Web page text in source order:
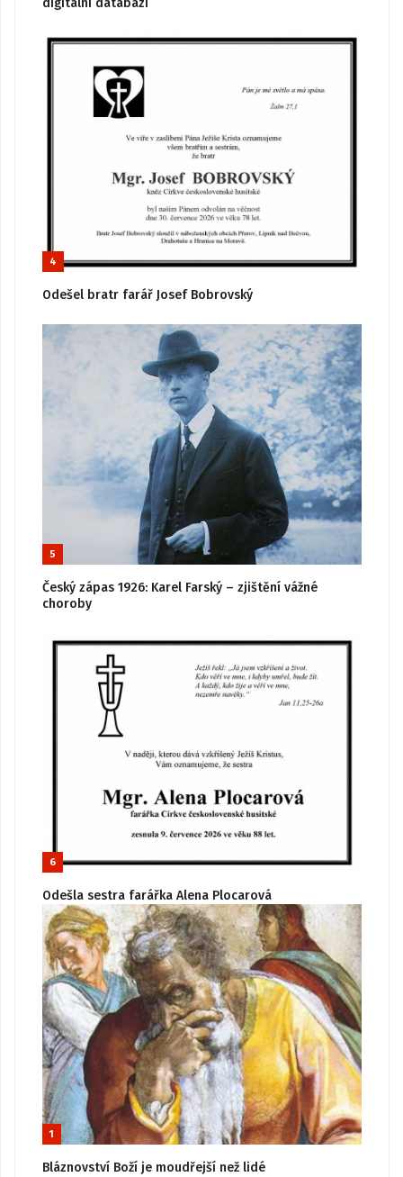
4
Odešel bratr farář Josef Bobrovský
5
Český zápas 1926: Karel Farský – zjištění vážné
choroby
6
Odešla sestra farářka Alena Plocarová
1
Bláznovství Boží je moudřejší než lidé